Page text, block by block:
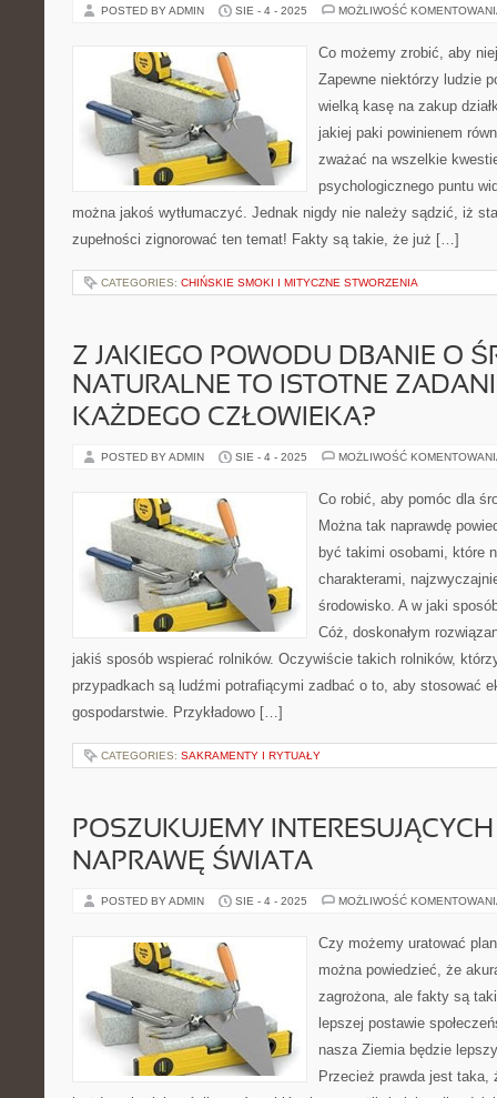
POSTED BY ADMIN SIE - 4 - 2025 MOŻLIWOŚĆ
Co możemy zrobić, aby
Zapewne niektórzy ludzie
wielką kasę na zakup
jakiej paki powinienem
zważać na wszelkie
psychologicznego puntu
można jakoś wytłumaczyć. Jednak nigdy nie należy sądzić, iż
zupełności zignorować ten temat! Fakty są takie, że już […]
CATEGORIES: CHIŃSKIE SMOKI I MITYCZNE STWORZENIA
Z JAKIEGO POWODU DBANIE O
NATURALNE TO ISTOTNE
KAŻDEGO CZŁOWIEKA?
POSTED BY ADMIN SIE - 4 - 2025 MOŻLIWOŚĆ
Co robić, aby pomóc dla
Można tak naprawdę
być takimi osobami, które
charakterami,
środowisko. A w jaki
Cóż, doskonałym
jakiś sposób wspierać rolników. Oczywiście takich rolników,
przypadkach są ludźmi potrafiącymi zadbać o to, aby stosować
gospodarstwie. Przykładowo […]
CATEGORIES: SAKRAMENTY I RYTUAŁY
POSZUKUJEMY
NAPRAWĘ ŚWIATA
POSTED BY ADMIN SIE - 4 - 2025 MOŻLIWOŚĆ
Czy możemy uratować
można powiedzieć, że
zagrożona, ale fakty są
lepszej postawie
nasza Ziemia będzie
Przecież prawda jest taka,